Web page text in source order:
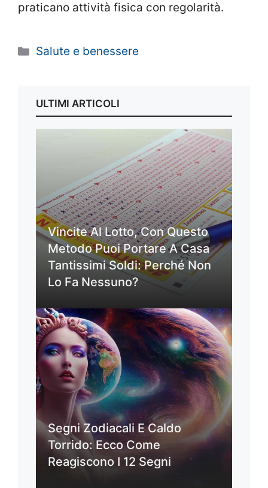
praticano attività fisica con regolarità.
Categorie
Salute e benessere
ULTIMI ARTICOLI
Vincite Al Lotto, Con Questo
Metodo Puoi Portare A Casa
Tantissimi Soldi: Perché Non
Lo Fa Nessuno?
Segni Zodiacali E Caldo
Torrido: Ecco Come
Reagiscono I 12 Segni